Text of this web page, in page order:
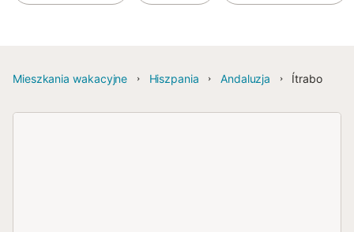
Mieszkania wakacyjne Hiszpania Andaluzja Ítrabo